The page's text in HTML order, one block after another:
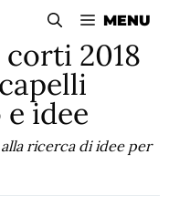
MENU
2018
idee
ricerca di idee per